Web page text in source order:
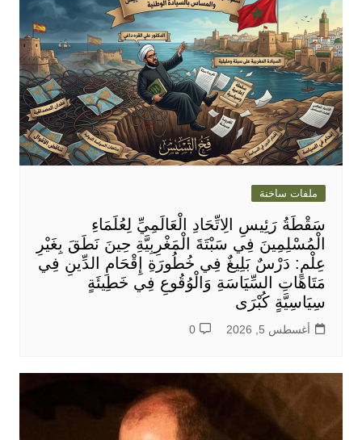
ملفات ساخنة
سَقْطَةُ رَئِيسِ الِاتِّحَادِ الْعَالَمِيِّ لِعُلَمَاءِ
الْمُسْلِمِينَ فِي سَبْتَةَ الْمَغْرِبِيَّةِ حِينَ نَطَقَ بِغَيْرِ
عِلْمٍ: دَرْسٌ بَلِيغٌ فِي خُطُورَةِ إِقْحَامِ الدِّينِ فِي
مَتَاهَاتِ السِّيَاسَةِ وَالْوُقُوعِ فِي خَطِيئَةٍ
سِيَاسِيَّةٍ كُبْرَى
أغسطس 5, 2026 0